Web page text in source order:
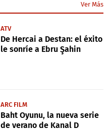
Ver Más
ATV
De Hercai a Destan: el éxito
le sonríe a Ebru Şahin
ARC FILM
Baht Oyunu, la nueva serie
de verano de Kanal D